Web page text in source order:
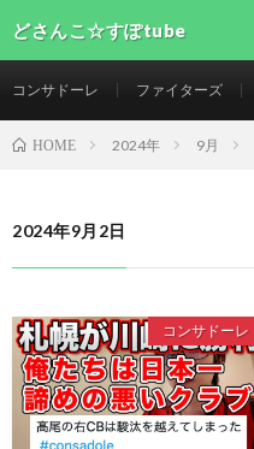
どさんこ☆すぽtube
コンサドーレ ファイターズ
HOME 2024年 9月
2024年9月2日
コンサドーレ